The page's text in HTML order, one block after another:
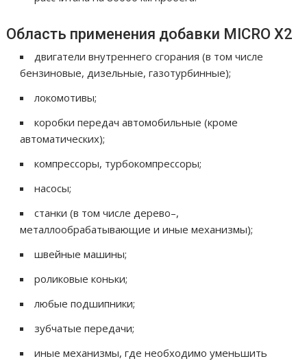
Область применения добавки MICRO X2
двигатели внутреннего сгорания (в том числе
бензиновые, дизельные, газотурбинные);
локомотивы;
коробки передач автомобильные (кроме
автоматических);
компрессоры, турбокомпрессоры;
насосы;
станки (в том числе дерево–,
металлообрабатывающие и иные механизмы);
швейные машины;
роликовые коньки;
любые подшипники;
зубчатые передачи;
иные механизмы, где необходимо уменьшить